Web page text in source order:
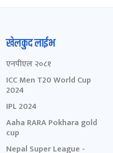
खेलकुद लाईभ
एनपीएल २०८१
ICC Men T20 World Cup
2024
IPL 2024
Aaha RARA Pokhara gold
cup
Nepal Super League -